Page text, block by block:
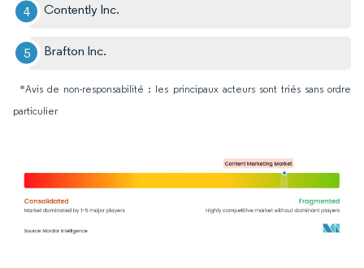
Contently Inc.
Brafton Inc.
*Avis de non-responsabilité : les principaux acteurs sont triés sans ordre
particulier